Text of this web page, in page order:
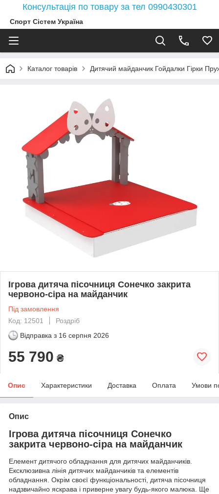
Консультація по товару за тел 0990430301
Спорт Сістем Україна
Каталог товарів Дитячий майданчик Гойдалки Гірки
Ігрова дитяча пісочниця Сонечко закрита
червоно-сіра на майданчик
Під замовлення
Код: 12501
Роздріб
Відправка з 16 серпня 2026
55 790 ₴
Опис Характеристики Доставка Оплата Умови
Опис
Ігрова дитяча пісочниця Сонечко
закрита червоно-сіра на майданчик
Елемент дитячого обладнання для дитячих майданчиків.
Ексклюзивна лінія дитячих майданчиків та елементів
обладнання. Окрім своєї функціональності, дитяча пісочниця
надзвичайно яскрава і приверне увагу будь-якого малюка. Ще